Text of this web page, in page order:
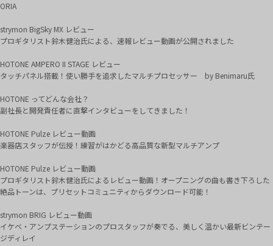
ORIA
strymon BigSky MX レビュー
プロギタリスト鈴木健治氏による、速報レビュー動画が公開されました
HOTONE AMPERO II STAGE レビュー
タッチパネル搭載！使い勝手を追求したマルチプロセッサー by Benimaru氏
HOTONE ってどんな会社？
副社長と開発責任者に直撃インタビューをしてきました！
HOTONE Pulze レビュー動画
楽器店スタッフが伝授！練習がはかどる高品質な新型マルチアンプ
HOTONE Pulze レビュー動画
プロギタリスト鈴木健治氏によるレビュー動画！オープニングの曲も書き下ろした
絶品トーンは、プリセットコミュニティからダウンロード可能！
strymon BRIG レビュー動画
イケベ・アンプステーションのプロスタッフが奏でる、美しく温かい最新ビンテー
ジディレイ